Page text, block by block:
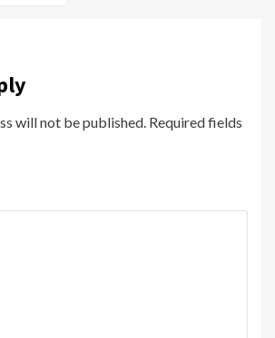
will not be published. Required fields